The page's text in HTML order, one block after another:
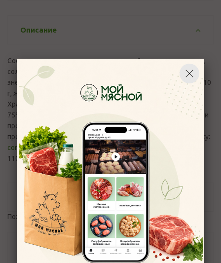
Описание
Состав: говядина, свинина, лук репчатый, морковь, желатин,
соль, перец черный, лавровый лист. Пищевая и
энергетическая ценность (средние значения) в 100 г: белки 10
г, жир 20 г.;227 кКал / 920,6 кДж. Срок годности 12 часов.
Хранить при температуре от 0 до 6 С и вл. воздуха не выше
75%. После вскрытия упаковки и повреждения целостоности
продукта - немедленно употребить в пищу. Вопросы и
претензии по качеству продукции принимаются по эл.адресу:
control_moymyasnoy76@mail.ruи телефону +7(4852) 700-
110
Отзывы
Пожалуйста,авторизуйтесь, чтобы оставить отзыв.
Задать вопрос